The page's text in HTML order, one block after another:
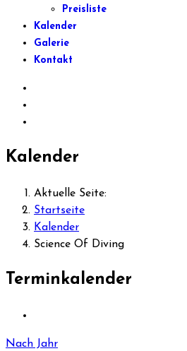
Preisliste
Kalender
Galerie
Kontakt
Kalender
Aktuelle Seite:
Startseite
Kalender
Science Of Diving
Terminkalender
Nach Jahr